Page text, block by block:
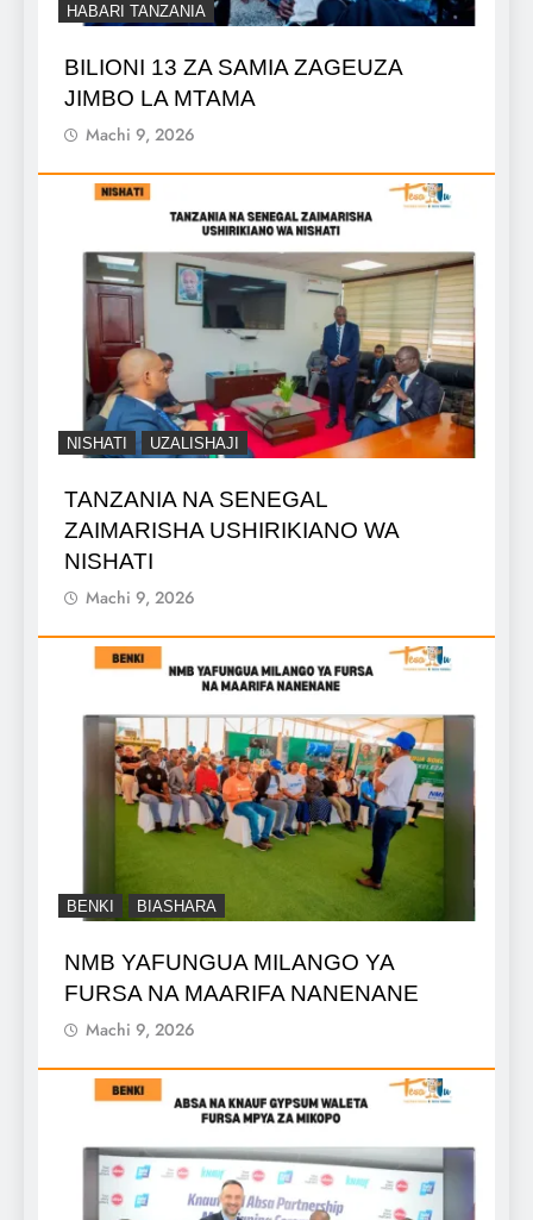
HABARI TANZANIA
BILIONI 13 ZA SAMIA ZAGEUZA
JIMBO LA MTAMA
Machi 9, 2026
NISHATI UZALISHAJI
TANZANIA NA SENEGAL
ZAIMARISHA USHIRIKIANO WA
NISHATI
Machi 9, 2026
BENKI BIASHARA
NMB YAFUNGUA MILANGO YA
FURSA NA MAARIFA NANENANE
Machi 9, 2026